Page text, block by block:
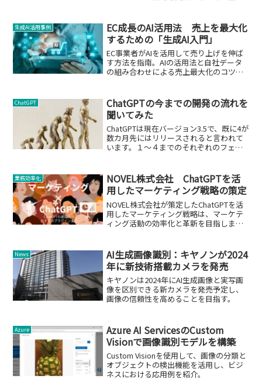
生成AI活用事例
EC成長のAI活用法 売上を最大化
するための「生成AI入門」
EC事業者がAIを活用して売り上げを伸ば
す方法を指南。AIの活用法と自社データ
の組み合わせによる売上最大化のコツを
ChatGPT
ChatGPTの今までの開発の流れを
聞いてみた
ChatGPTは現在バージョン3.5で、既に4が
数カ月先にはリリースされると言われて
います。１～４までのそれぞれのフェイ
業務効率化
NOVEL株式会社 ChatGPTを活
用したマーケティング戦略の策定
NOVEL株式会社が策定したChatGPTを活
用したマーケティング戦略は、マーケテ
ィング活動の効率化と革新を目指しま
News
AI生成画像識別：キヤノンが2024
年に新技術搭載カメラを発売
キヤノンは2024年にAI生成画像と実写画
像を区別できる新カメラを発売予定し、
画像の信頼性を高めることを目指す。
Azure
Azure AI ServicesのCustom
Visionで画像識別モデルを構築
Custom Visionを使用して、画像の分類と
オブジェクトの検出機能を活用し、ビジ
ネスにおける応用例を紹介。